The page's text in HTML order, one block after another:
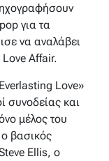
για τα
να αναλάβει
Affair.
Love»
συνοδείας και
μέλος του
βασικός
Ellis, ο